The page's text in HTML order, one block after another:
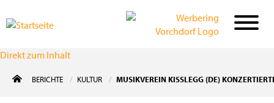
Direkt zum Inhalt
BERICHTE KULTUR MUSIKVEREIN KISSLEGG (DE)